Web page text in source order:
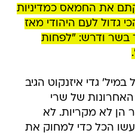
את החמאס כמדיניות
גדול לעם היהודי מאז
בשר ודרש: "לפחות
גדי איזנקוט הגיב
האחרונות של שרי
לא מקריות. לא
הכל כדי למחוק את